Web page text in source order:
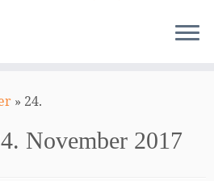
» 24.
November 2017